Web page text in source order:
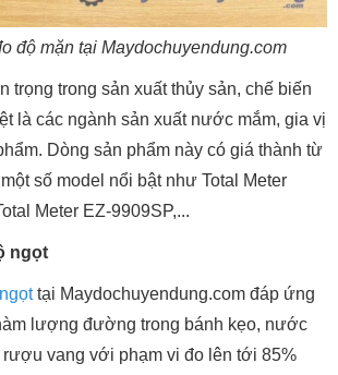
độ mặn tại Maydochuyendung.com
trọng trong sản xuất thủy sản, chế biến
là các ngành sản xuất nước mắm, gia vị
Dòng sản phẩm này có giá thành từ
số model nổi bật như Total Meter
Meter EZ-9909SP,...
ngọt
tại Maydochuyendung.com đáp ứng
lượng đường trong bánh kẹo, nước
vang với phạm vi đo lên tới 85%